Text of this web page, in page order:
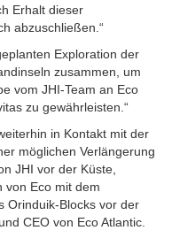
Erhalt dieser
abzuschließen.“
Exploration der
zusammen, um
vom JHI-Team an Eco
zu gewährleisten.“
in Kontakt mit der
möglichen Verlängerung
JHI vor der Küste,
von Eco mit dem
Orinduik-Blocks vor der
CEO von Eco Atlantic.